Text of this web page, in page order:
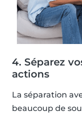
4. Séparez
actions
La séparation
beaucoup de